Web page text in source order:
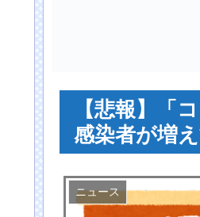
【悲報】「
感染者が増
ニュース